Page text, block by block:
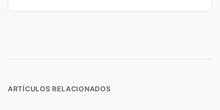
ARTÍCULOS RELACIONADOS